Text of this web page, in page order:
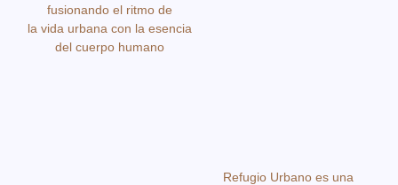
fusionando el ritmo de
la vida urbana con la esencia
del cuerpo humano
Refugio Urbano es una